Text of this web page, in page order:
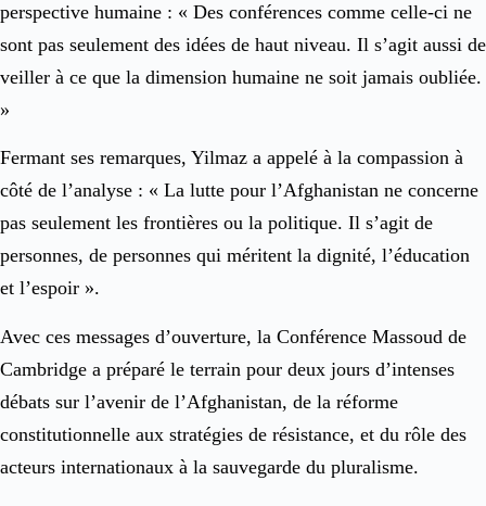
perspective humaine : « Des conférences comme celle-ci ne
sont pas seulement des idées de haut niveau. Il s’agit aussi de
veiller à ce que la dimension humaine ne soit jamais oubliée.
»
Fermant ses remarques, Yilmaz a appelé à la compassion à
côté de l’analyse : « La lutte pour l’Afghanistan ne concerne
pas seulement les frontières ou la politique. Il s’agit de
personnes, de personnes qui méritent la dignité, l’éducation
et l’espoir ».
Avec ces messages d’ouverture, la Conférence Massoud de
Cambridge a préparé le terrain pour deux jours d’intenses
débats sur l’avenir de l’Afghanistan, de la réforme
constitutionnelle aux stratégies de résistance, et du rôle des
acteurs internationaux à la sauvegarde du pluralisme.